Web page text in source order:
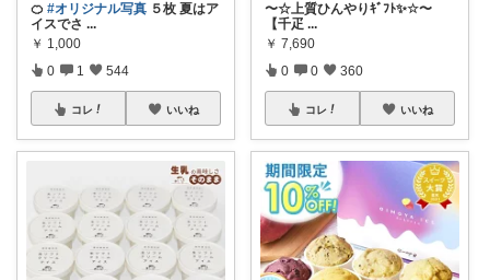
🍊 #オリジナル写真 ５枚 夏はア
イスでさ ...
￥ 1,000
0 1 544
コレ いいね
〜☆上質ひんやりｷﾞﾌﾄ✨☆〜
【千疋 ...
￥ 7,690
0 0 360
コレ いいね